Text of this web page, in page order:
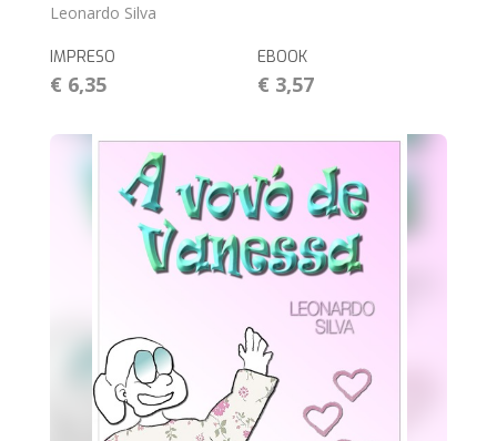
Leonardo Silva
IMPRESO
€ 6,35
EBOOK
€ 3,57